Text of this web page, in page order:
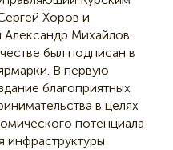
Хоров и
Александр Михайлов.
был подписан в
В первую
благоприятных
в целях
потенциала
инфраструктуры